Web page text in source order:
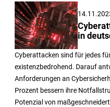
in
Cyberattacken sind für jedes
existenzbedrohend. Darauf
Anforderungen an
Prozent bessern ihre
Potenzial von